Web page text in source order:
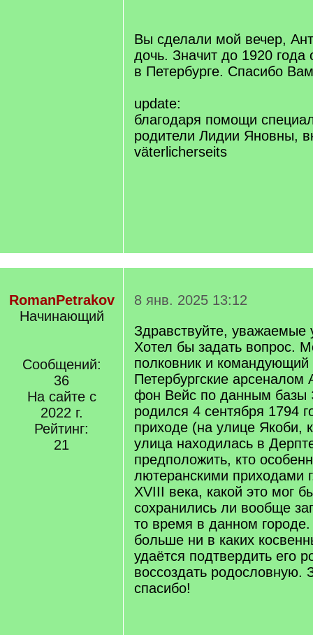
Вы сделали мой вечер,
дочь. Значит до 1920 года
в Петербурге. Спасибо
update:
благодаря помощи
родители Лидии Яновны,
väterlicherseits
RomanPetrakov
Начинающий
Сообщений:
36
На сайте с
2022 г.
Рейтинг:
21
8 янв. 2025 13:12
Здравствуйте, уважаемые
Хотел бы задать вопрос.
полковник и командующий
Петербургские арсеналом
фон Вейс по данным базы
родился 4 сентября 1794
приходе (на улице Якоби,
улица находилась в
предположить, кто
лютеранскими приходами
XVIII века, какой это мог
сохранились ли вообще
то время в данном
больше ни в каких
удаётся подтвердить его
воссоздать родословную.
спасибо!